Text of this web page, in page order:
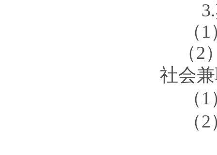
（ 1
（2
社会
（ 1
（2